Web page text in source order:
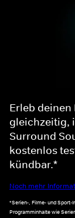
Erleb
gleichzeitig,
Surround
kostenlos
kündbar.*
Noch mehr
*Serien-, Filme- und Sport-
Programminhalte wie